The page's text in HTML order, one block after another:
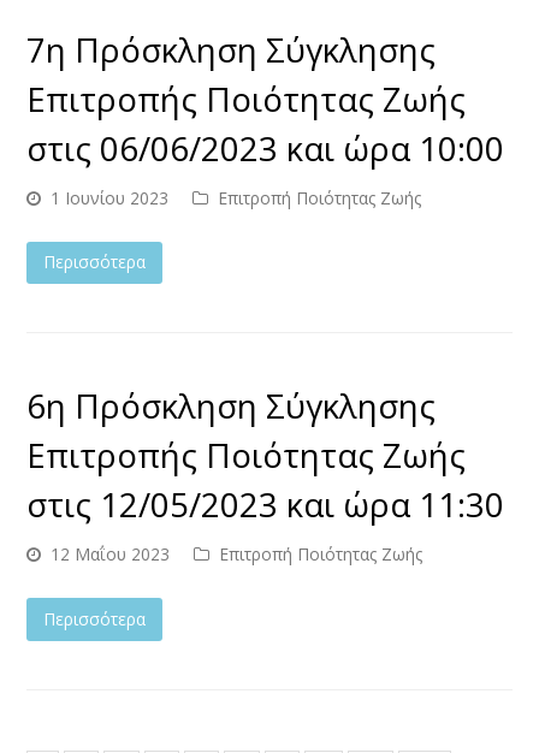
7η Πρόσκληση Σύγκλησης
Επιτροπής Ποιότητας Ζωής
στις 06/06/2023 και ώρα 10:00
1 Ιουνίου 2023 Επιτροπή Ποιότητας Ζωής
Περισσότερα
6η Πρόσκληση Σύγκλησης
Επιτροπής Ποιότητας Ζωής
στις 12/05/2023 και ώρα 11:30
12 Μαΐου 2023 Επιτροπή Ποιότητας Ζωής
Περισσότερα